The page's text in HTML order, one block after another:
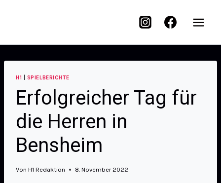
H1 SPIELBERICHTE
Erfolgreicher Tag für
die Herren in
Bensheim
Von H1 Redaktion 8. November 2022